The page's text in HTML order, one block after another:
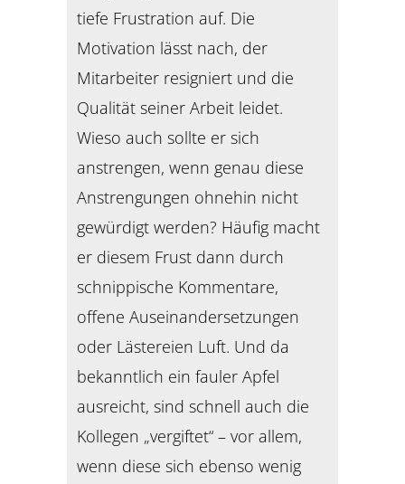
tiefe Frustration auf. Die
Motivation lässt nach, der
Mitarbeiter resigniert und die
Qualität seiner Arbeit leidet.
Wieso auch sollte er sich
anstrengen, wenn genau diese
Anstrengungen ohnehin nicht
gewürdigt werden? Häufig macht
er diesem Frust dann durch
schnippische Kommentare,
offene Auseinandersetzungen
oder Lästereien Luft. Und da
bekanntlich ein fauler Apfel
ausreicht, sind schnell auch die
Kollegen „vergiftet“ – vor allem,
wenn diese sich ebenso wenig